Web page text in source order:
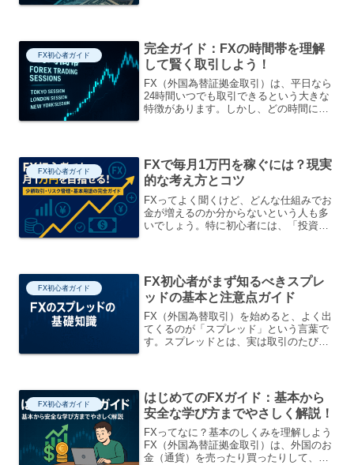
な判断力と集中力が...
FX初心者ガイド
完全ガイド：FXの時間帯を理解
して賢く取引しよう！
FX（外国為替証拠金取引）は、平日なら
24時間いつでも取引できるという大きな
特徴があります。しかし、どの時間に取
び始めたばかりの...
FX初心者ガイド
FXで毎月1万円を稼ぐには？現実
的な考え方とコツ
FXってよく聞くけど、どんな仕組みでお
金が増えるのか分からないという人も多
いでしょう。特に初心者には、「投資」
ク、始め方をやさしく...
FX初心者ガイド
FX初心者がまず知るべきスプレ
ッドの基本と注意点ガイド
FX（外国為替取引）を始めると、よく出
てくるのが「スプレッド」という言葉で
す。スプレッドとは、実は取引のたびに
を、FXを学び始めた...
FX初心者ガイド
はじめてのFXガイド：基本から
安全な学び方までやさしく解説！
FXってなに？基本のしくみを理解しよう
FX（外国為替証拠金取引）は、外国のお
金（通貨）を売ったり買ったりして、そ